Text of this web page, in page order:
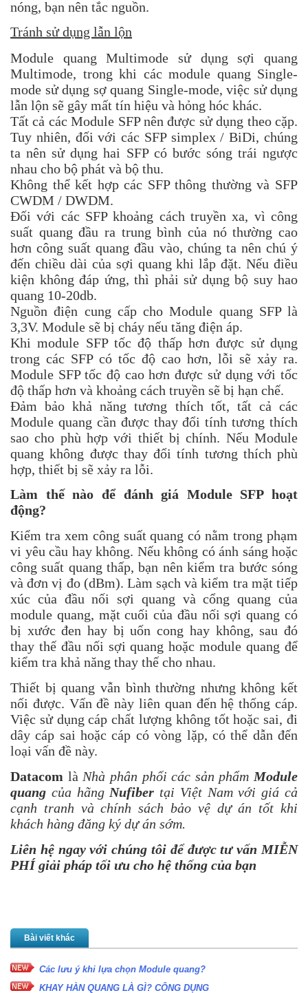
nóng, bạn nên tắc nguồn.
Tránh sử dụng lẫn lộn
Module quang Multimode sử dụng sợi quang
Multimode, trong khi các module quang Single-
mode sử dụng sợ quang Single-mode, việc sử dụng
lẫn lộn sẽ gây mất tín hiệu và hỏng hóc khác.
Tất cả các Module SFP nên được sử dụng theo cặp.
Tuy nhiên, đối với các SFP simplex / BiDi, chúng
ta nên sử dụng hai SFP có bước sóng trái ngược
nhau cho bộ phát và bộ thu.
Không thể kết hợp các SFP thông thường và SFP
CWDM / DWDM.
Đối với các SFP khoảng cách truyền xa, vì công
suất quang đầu ra trung bình của nó thường cao
hơn công suất quang đầu vào, chúng ta nên chú ý
đến chiều dài của sợi quang khi lắp đặt. Nếu điều
kiện không đáp ứng, thì phải sử dụng bộ suy hao
quang 10-20db.
Nguồn điện cung cấp cho Module quang SFP là
3,3V. Module sẽ bị cháy nếu tăng điện áp.
Khi module SFP tốc độ thấp hơn được sử dụng
trong các SFP có tốc độ cao hơn, lỗi sẽ xảy ra.
Module SFP tốc độ cao hơn được sử dụng với tốc
độ thấp hơn và khoảng cách truyền sẽ bị hạn chế.
Đảm bảo khả năng tương thích tốt, tất cả các
Module quang cần được thay đổi tính tương thích
sao cho phù hợp với thiết bị chính. Nếu Module
quang không được thay đổi tính tương thích phù
hợp, thiết bị sẽ xảy ra lỗi.
Làm thế nào để đánh giá Module SFP hoạt
động?
Kiểm tra xem công suất quang có nằm trong phạm
vi yêu cầu hay không. Nếu không có ánh sáng hoặc
công suất quang thấp, bạn nên kiểm tra bước sóng
và đơn vị đo (dBm). Làm sạch và kiểm tra mặt tiếp
xúc của đầu nối sợi quang và cổng quang của
module quang, mặt cuối của đầu nối sợi quang có
bị xước đen hay bị uốn cong hay không, sau đó
thay thế đầu nối sợi quang hoặc module quang để
kiểm tra khả năng thay thế cho nhau.
Thiết bị quang vẫn bình thường nhưng không kết
nối được. Vấn đề này liên quan đến hệ thống cáp.
Việc sử dụng cáp chất lượng không tốt hoặc sai, đi
dây cáp sai hoặc cáp có vòng lặp, có thể dẫn đến
loại vấn đề này.
Datacom là Nhà phân phối các sản phẩm Module
quang của hãng Nufiber tại Việt Nam với giá cả
cạnh tranh và chính sách bảo vệ dự án tốt khi
khách hàng đăng ký dự án sớm.
Liên hệ ngay với chúng tôi để được tư vấn MIỄN
PHÍ giải pháp tối ưu cho hệ thống của bạn
Bài viết khác
Các lưu ý khi lựa chọn Module quang?
KHAY HÀN QUANG LÀ GÌ? CÔNG DỤNG